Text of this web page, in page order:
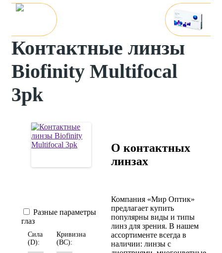
Контактные линзы
Biofinity Multifocal
3pk
Разные параметры
глаз
Сила
(D):
Кривизна
(BC):
О контактных
линзах
Компания «Мир Оптик»
предлагает купить
популярны виды и типы
линз для зрения. В нашем
ассортименте всегда в
наличии: линзы с